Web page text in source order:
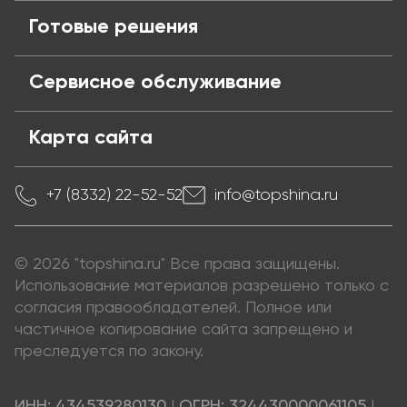
Готовые решения
Сервисное обслуживание
Карта сайта
+7 (8332) 22-52-52 info@topshina.ru
© 2026 "topshina.ru" Все права защищены.
Использование материалов разрешено только с
согласия правообладателей. Полное или
частичное копирование сайта запрещено и
преследуется по закону.